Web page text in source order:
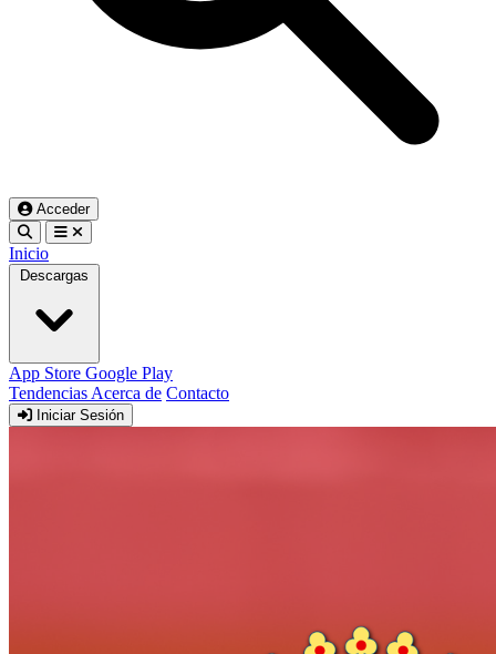
Acceder
Inicio
Descargas
App Store Google Play
Tendencias Acerca de Contacto
Iniciar Sesión